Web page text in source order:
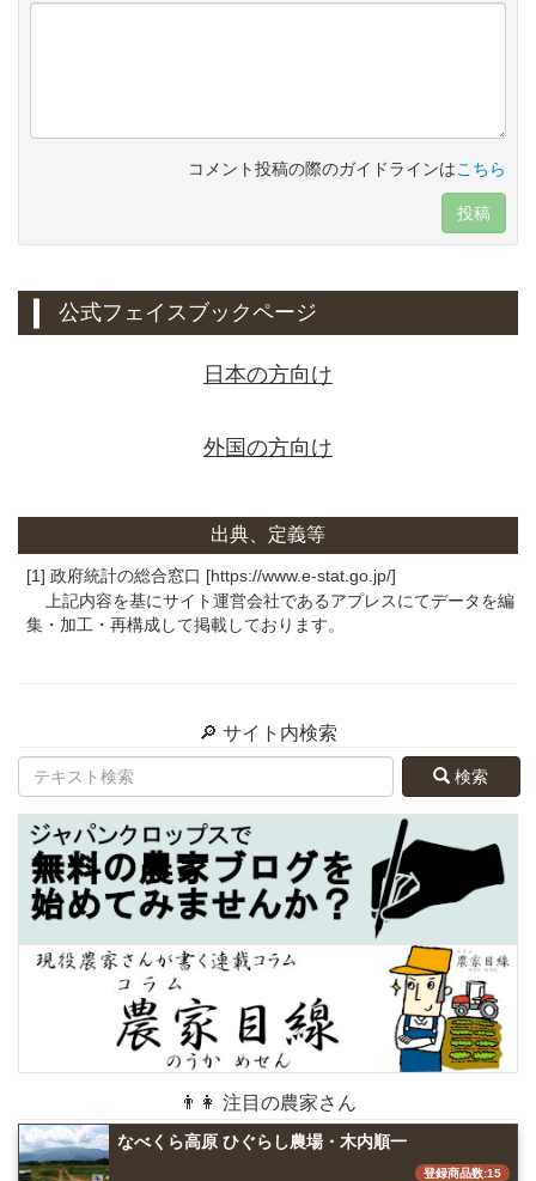
コメント投稿の際のガイドラインはこちら
投稿
公式フェイスブックページ
日本の方向け
外国の方向け
出典、定義等
[1] 政府統計の総合窓口 [https://www.e-stat.go.jp/]
上記内容を基にサイト運営会社であるアプレスにてデータを編
集・加工・再構成して掲載しております。
🔎 サイト内検索
検索
👨👩 注目の農家さん
なべくら高原 ひぐらし農場・木内順一
登録商品数:15